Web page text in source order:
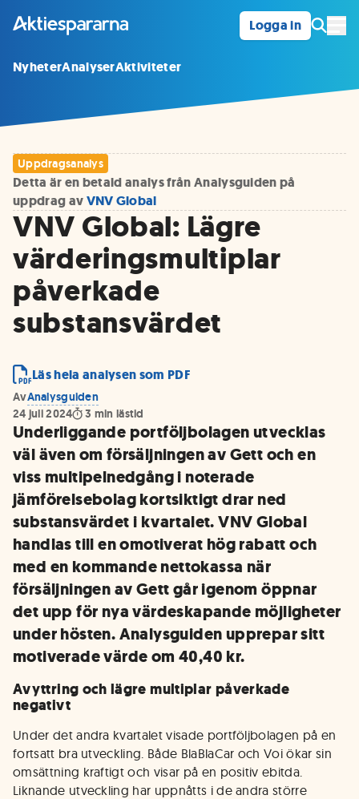
Logga in
NyheterAnalyserAktiviteter
Uppdragsanalys
Detta är en betald analys från Analysguiden på
uppdrag avVNV Global
VNV Global: Lägre
värderingsmultiplar
påverkade
substansvärdet
Läs hela analysen som PDF
AvAnalysguiden
24 juli 2024
3 min lästid
Underliggande portföljbolagen utvecklas
väl även om försäljningen av Gett och en
viss multipelnedgång i noterade
jämförelsebolag kortsiktigt drar ned
substansvärdet i kvartalet. VNV Global
handlas till en omotiverat hög rabatt och
med en kommande nettokassa när
försäljningen av Gett går igenom öppnar
det upp för nya värdeskapande möjligheter
under hösten. Analysguiden upprepar sitt
motiverade värde om 40,40 kr.
Avyttring och lägre multiplar påverkade
negativt
Under det andra kvartalet visade portföljbolagen på en
fortsatt bra utveckling. Både BlaBlaCar och Voi ökar sin
omsättning kraftigt och visar på en positiv ebitda.
Liknande utveckling har uppnåtts i de andra större